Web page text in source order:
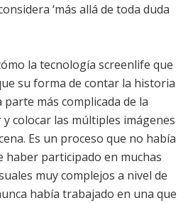
‘más allá de toda duda
la tecnología screenlife que
su forma de contar la historia
más complicada de la
colocar las múltiples imágenes
Es un proceso que no había
haber participado en muchas
muy complejos a nivel de
había trabajado en una que